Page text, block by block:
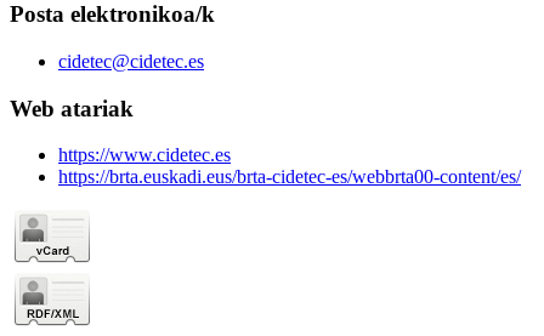
Posta elektronikoa/k
cidetec@cidetec.es
Web atariak
https://www.cidetec.es
https://brta.euskadi.eus/brta-cidetec-es/webbrta00-content/es/